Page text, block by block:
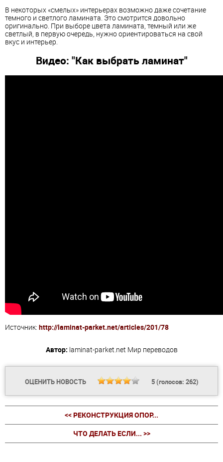
В некоторых «смелых» интерьерах возможно даже сочетание
темного и светлого ламината. Это смотрится довольно
оригинально. При выборе цвета ламината, темный или же
светлый, в первую очередь, нужно ориентироваться на свой
вкус и интерьер.
Видео: "Как выбратьламинат"
Источник: http://laminat-parket.net/articles/201/78
Автор: laminat-parket.net Мир переводов
ОЦЕНИТЬ НОВОСТЬ 5(голосов: 262)
<< РЕКОНСТРУКЦИЯ ОПОР...
ЧТО ДЕЛАТЬ ЕСЛИ... >>